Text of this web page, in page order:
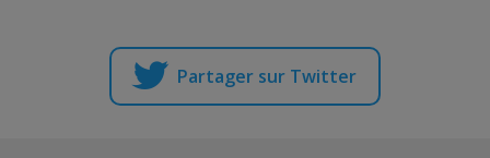
Partager sur Twitter